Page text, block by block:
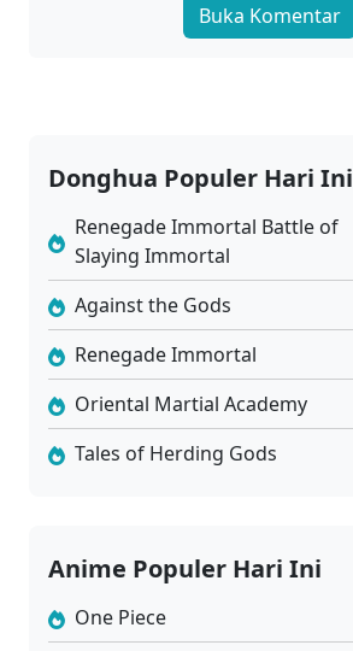
Buka Komentar
Donghua Populer Hari Ini
Renegade Immortal Battle of
Slaying Immortal
Against the Gods
Renegade Immortal
Oriental Martial Academy
Tales of Herding Gods
Anime Populer Hari Ini
One Piece